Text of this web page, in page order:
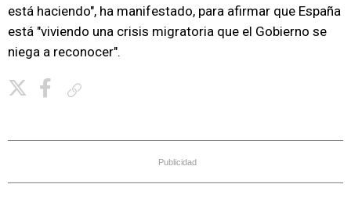
está haciendo", ha manifestado, para afirmar que España
está "viviendo una crisis migratoria que el Gobierno se
niega a reconocer".
Publicidad